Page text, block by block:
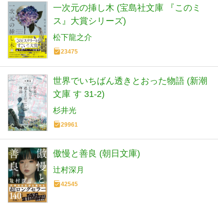
一次元の挿し木 (宝島社文庫 『このミ
ス』大賞シリーズ)
松下龍之介
23475
世界でいちばん透きとおった物語 (新潮
文庫 す 31-2)
杉井光
29961
傲慢と善良 (朝日文庫)
辻村深月
42545